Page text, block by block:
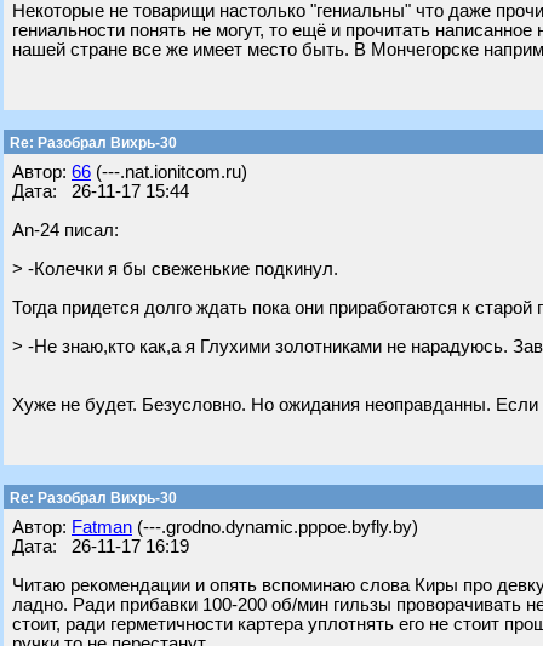
Некоторые не товарищи настолько "гениальны" что даже
гениальности понять не могут, то ещё и прочитать
нашей стране все же имеет место быть. В Мончегорске
Re: Разобрал Вихрь-30
Автор: 66 (---.nat.ionitcom.ru)
Дата: 26-11-17 15:44
An-24 писал:
> -Колечки я бы свеженькие подкинул.
Тогда придется долго ждать пока они приработаются к старой
> -Не знаю,кто как,а я Глухими золотниками не нарадуюсь.
Хуже не будет. Безусловно. Но ожидания неоправданны. Если
Re: Разобрал Вихрь-30
Автор: Fatman (---.grodno.dynamic.pppoe.byfly.by)
Дата: 26-11-17 16:19
Читаю рекомендации и опять вспоминаю слова Киры про
ладно. Ради прибавки 100-200 об/мин гильзы проворачивать
стоит, ради герметичности картера уплотнять его не стоит